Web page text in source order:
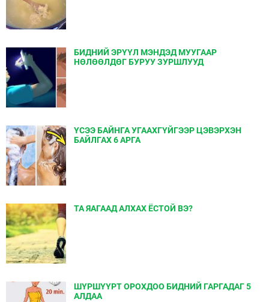
БИДНИЙ ЭРҮҮЛ МЭНДЭД МУУГААР
НӨЛӨӨЛДӨГ БУРУУ ЗУРШЛУУД
ҮСЭЭ БАЙНГА УГААХГҮЙГЭЭР ЦЭВЭРХЭН
БАЙЛГАХ 6 АРГА
ТА ЯАГААД АЛХАХ ЁСТОЙ ВЭ?
ШҮРШҮҮРТ ОРОХДОО БИДНИЙ ГАРГАДАГ 5
АЛДАА